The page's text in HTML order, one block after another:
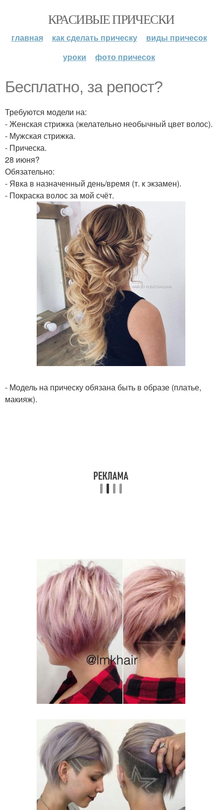
КРАСИВЫЕ ПРИЧЕСКИ
главная как сделать прическу
виды причесок
уроки
фото причесок
Бесплатно, за репост?
Требуются модели на:
- Женская стрижка (желательно необычный цвет волос).
- Мужская стрижка.
- Прическа.
28 июня?
Обязательно:
- Явка в назначенный день/время (т. к экзамен).
- Покраска волос за мой счёт.
- Модель на прическу обязана быть в образе (платье,
макияж).